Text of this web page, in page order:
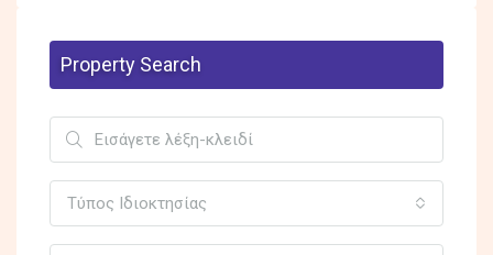
Property Search
Τύπος Ιδιοκτησίας